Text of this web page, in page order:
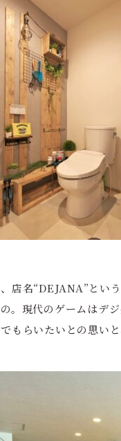
店名“DEJANA”とい
。現代のゲームはデ
もらいたいとの思い